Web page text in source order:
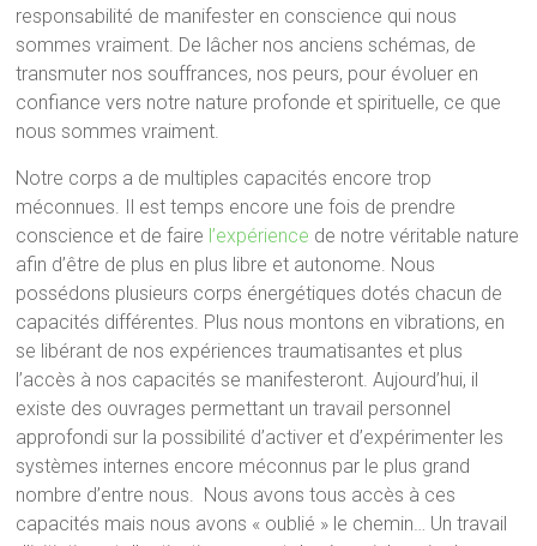
responsabilité de manifester en conscience qui nous
sommes vraiment. De lâcher nos anciens schémas, de
transmuter nos souffrances, nos peurs, pour évoluer en
confiance vers notre nature profonde et spirituelle, ce que
nous sommes vraiment.
Notre corps a de multiples capacités encore trop
méconnues. Il est temps encore une fois de prendre
conscience et de faire l’expérience de notre véritable nature
afin d’être de plus en plus libre et autonome. Nous
possédons plusieurs corps énergétiques dotés chacun de
capacités différentes. Plus nous montons en vibrations, en
se libérant de nos expériences traumatisantes et plus
l’accès à nos capacités se manifesteront. Aujourd’hui, il
existe des ouvrages permettant un travail personnel
approfondi sur la possibilité d’activer et d’expérimenter les
systèmes internes encore méconnus par le plus grand
nombre d’entre nous. Nous avons tous accès à ces
capacités mais nous avons « oublié » le chemin… Un travail